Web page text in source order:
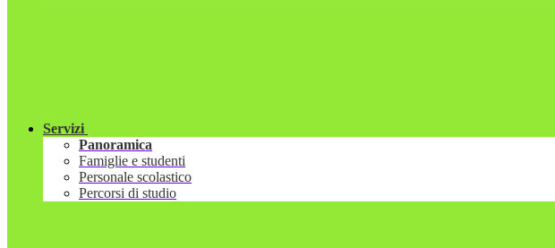
Servizi
Panoramica
Famiglie e studenti
Personale scolastico
Percorsi di studio